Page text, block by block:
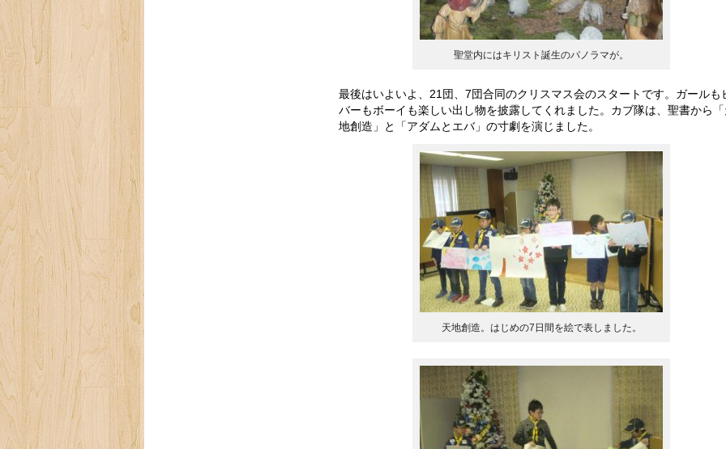
聖堂内にはキリスト誕生のパノラマが。
最後はいよいよ、21団、7団合同のクリスマス会のスタートです。ガールも
バーもボーイも楽しい出し物を披露してくれました。カブ隊は、聖書から
地創造」と「アダムとエバ」の寸劇を演じました。
天地創造。はじめの7日間を絵で表しました。